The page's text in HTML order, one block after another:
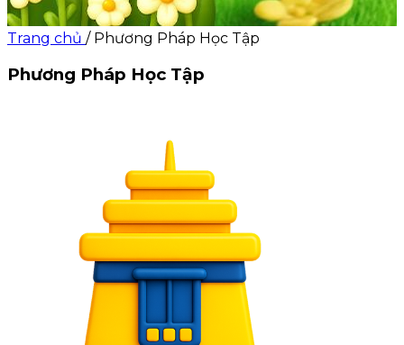
Trang chủ / Phương Pháp Học Tập
Phương Pháp Học Tập